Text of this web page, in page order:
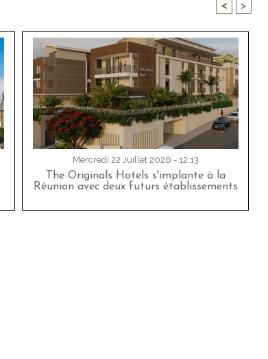
< >
Mercredi 22 Juillet 2026 - 12:13
The Originals Hotels s'implante à la
Réunion avec deux futurs établissements